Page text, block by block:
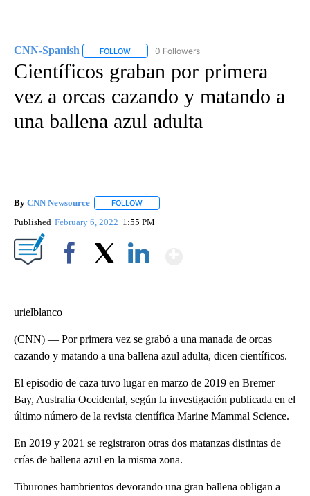
CNN-Spanish FOLLOW FOLLOW "CNN-SPANISH" TO RECEIVE
0 Followers
Científicos graban por primera
vez a orcas cazando y matando a
una ballena azul adulta
By CNN Newsource FOLLOW
Published February 6, 2022 1:55 PM
urielblanco
(CNN) — Por primera vez se grabó a una manada de orcas
cazando y matando a una ballena azul adulta, dicen científicos.
El episodio de caza tuvo lugar en marzo de 2019 en Bremer
Bay, Australia Occidental, según la investigación publicada en el
último número de la revista científica Marine Mammal Science.
En 2019 y 2021 se registraron otras dos matanzas distintas de
crías de ballena azul en la misma zona.
Tiburones hambrientos devorando una gran ballena obligan a